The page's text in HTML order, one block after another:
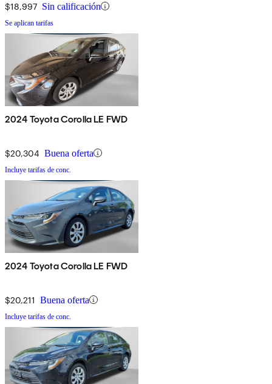
$18,997 Sin calificación
Se aplican tarifas
2024 Toyota Corolla LE FWD
$20,304 Buena oferta
Incluye tarifas de conc.
2024 Toyota Corolla LE FWD
$20,211 Buena oferta
Incluye tarifas de conc.